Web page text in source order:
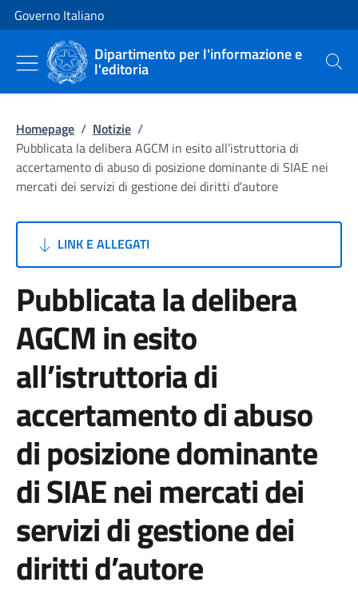
Vai al contenuto
Vai alla navigazione del sito
Governo Italiano
Dipartimento per l'informazione e
l'editoria Cerca
Homepage / Notizie /
Pubblicata la delibera AGCM in esito all’istruttoria di
accertamento di abuso di posizione dominante di SIAE nei
mercati dei servizi di gestione dei diritti d’autore
LINK E ALLEGATI
Pubblicata la delibera
AGCM in esito
all’istruttoria di
accertamento di abuso
di posizione dominante
di SIAE nei mercati dei
servizi di gestione dei
diritti d’autore